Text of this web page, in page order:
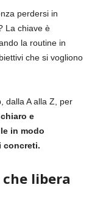
perdersi in
La chiave è
la routine in
che si vogliono
dalla A alla Z, per
e
in modo
concreti.
libera